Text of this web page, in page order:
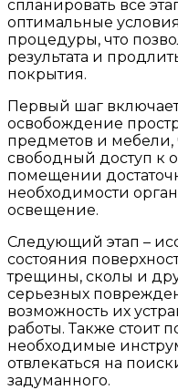
спланировать все
оптимальные
процедуры, что
результата и
покрытия.
Первый шаг
освобождение
предметов и мебели,
свободный доступ к
помещении
необходимости
освещение.
Следующий этап –
состояния
трещины, сколы и
серьезных
возможность их
работы. Также стоит
необходимые
отвлекаться на
задуманного.